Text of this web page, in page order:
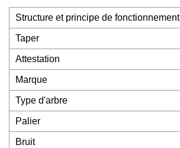
Structure et principe de fonctionnement
Taper
Attestation
Marque
Type d'arbre
Palier
Bruit